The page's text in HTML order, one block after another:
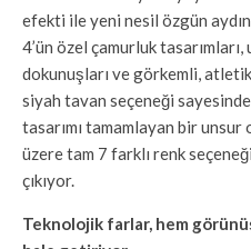
efekti ile yeni nesil özgün
4’ün özel çamurluk
dokunuşları ve görkemli,
siyah tavan seçeneği
tasarımı tamamlayan bir
üzere tam 7 farklı renk
çıkıyor.
Teknolojik farlar, hem